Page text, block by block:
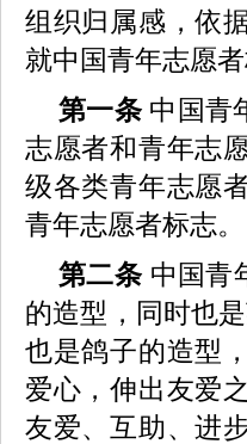
组织归属感，依
就中国青年志愿
第一条中国青
志愿者和青年志
级各类青年志愿
青年志愿者标志。
第二条 中国青
的造型，同时也
也是鸽子的造型
爱心，伸出友爱
友爱、互助、进